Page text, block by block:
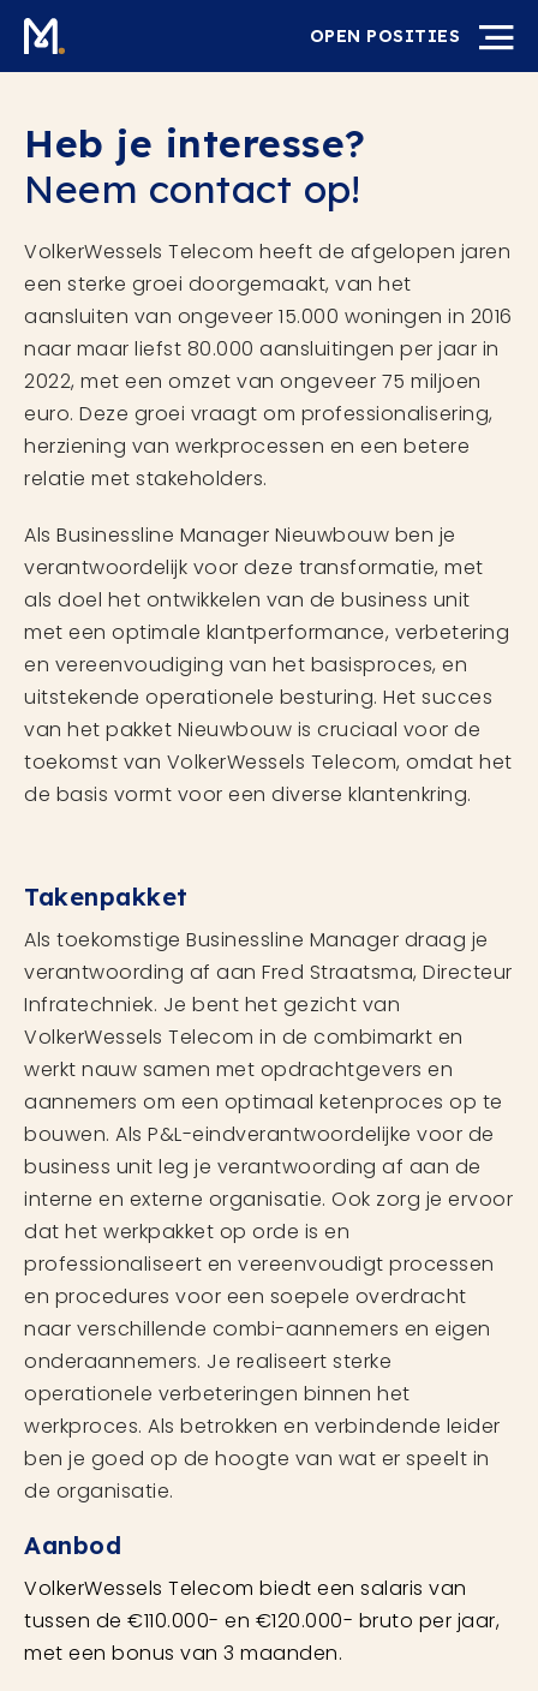
OPEN POSITIES
Heb je interesse?
Neem contact op!
VolkerWessels Telecom heeft de afgelopen jaren
een sterke groei doorgemaakt, van het
aansluiten van ongeveer 15.000 woningen in 2016
naar maar liefst 80.000 aansluitingen per jaar in
2022, met een omzet van ongeveer 75 miljoen
euro. Deze groei vraagt om professionalisering,
herziening van werkprocessen en een betere
relatie met stakeholders.
Als Businessline Manager Nieuwbouw ben je
verantwoordelijk voor deze transformatie, met
als doel het ontwikkelen van de business unit
met een optimale klantperformance, verbetering
en vereenvoudiging van het basisproces, en
uitstekende operationele besturing. Het succes
van het pakket Nieuwbouw is cruciaal voor de
toekomst van VolkerWessels Telecom, omdat het
de basis vormt voor een diverse klantenkring.
Takenpakket
Als toekomstige Businessline Manager draag je
verantwoording af aan Fred Straatsma, Directeur
Infratechniek. Je bent het gezicht van
VolkerWessels Telecom in de combimarkt en
werkt nauw samen met opdrachtgevers en
aannemers om een optimaal ketenproces op te
bouwen. Als P&L-eindverantwoordelijke voor de
business unit leg je verantwoording af aan de
interne en externe organisatie. Ook zorg je ervoor
dat het werkpakket op orde is en
professionaliseert en vereenvoudigt processen
en procedures voor een soepele overdracht
naar verschillende combi-aannemers en eigen
onderaannemers. Je realiseert sterke
operationele verbeteringen binnen het
werkproces. Als betrokken en verbindende leider
ben je goed op de hoogte van wat er speelt in
de organisatie.
Aanbod
VolkerWessels Telecom biedt een salaris van
tussen de €110.000- en €120.000- bruto per jaar,
met een bonus van 3 maanden.